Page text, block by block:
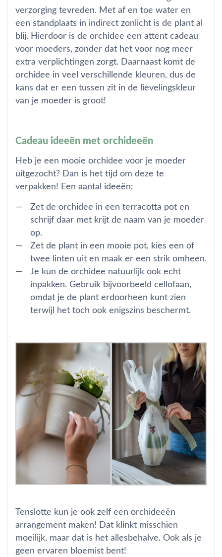
verzorging tevreden. Met af en toe water en
een standplaats in indirect zonlicht is de plant al
blij. Hierdoor is de orchidee een attent cadeau
voor moeders, zonder dat het voor nog meer
extra verplichtingen zorgt. Daarnaast komt de
orchidee in veel verschillende kleuren, dus de
kans dat er een tussen zit in de lievelingskleur
van je moeder is groot!
Cadeau ideeën met orchideeën
Heb je een mooie orchidee voor je moeder
uitgezocht? Dan is het tijd om deze te
verpakken! Een aantal ideeën:
Zet de orchidee in een terracotta pot en
schrijf daar met krijt de naam van je moeder
op.
Zet de plant in een mooie pot, kies een of
twee linten uit en maak er een strik omheen.
Je kun de orchidee natuurlijk ook echt
inpakken. Gebruik bijvoorbeeld cellofaan,
omdat je de plant erdoorheen kunt zien
terwijl het toch ook enigszins beschermt.
Tenslotte kun je ook zelf een orchideeën
arrangement maken! Dat klinkt misschien
moeilijk, maar dat is het allesbehalve. Ook als je
geen ervaren bloemist bent!